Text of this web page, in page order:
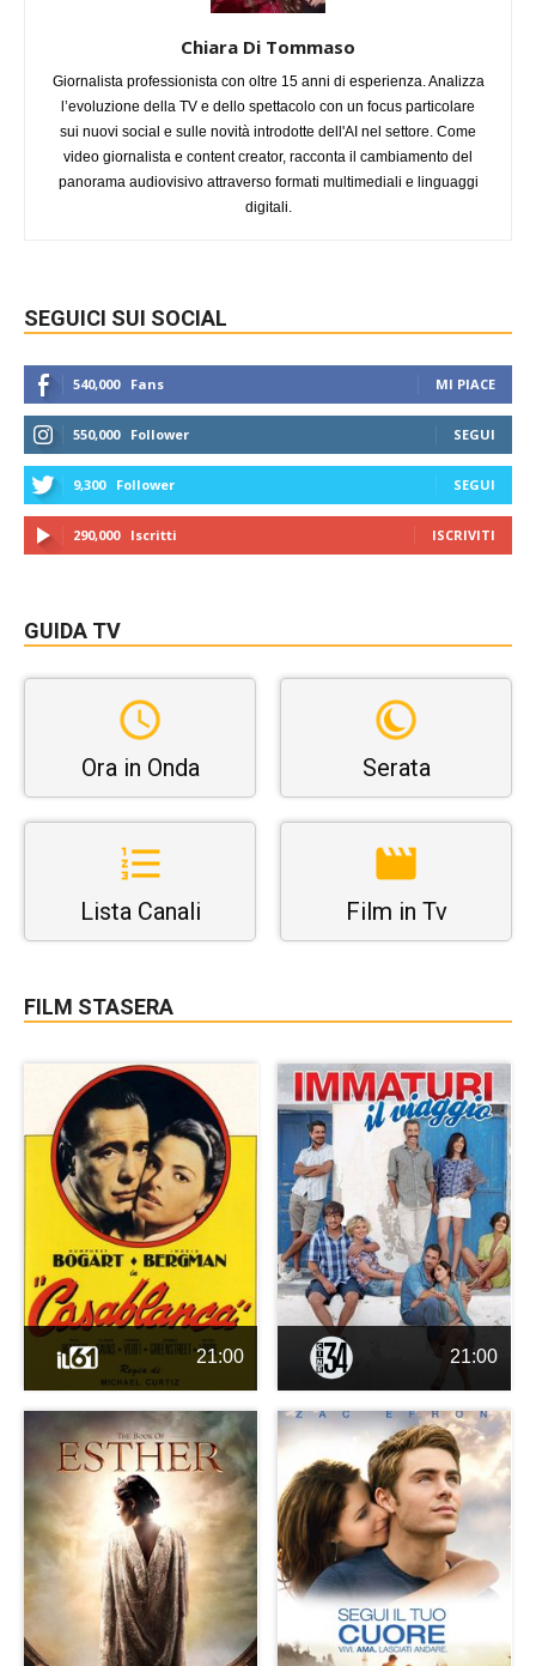
Chiara Di Tommaso
Giornalista professionista con oltre 15 anni di esperienza. Analizza
l’evoluzione della TV e dello spettacolo con un focus particolare
sui nuovi social e sulle novità introdotte dell'AI nel settore. Come
video giornalista e content creator, racconta il cambiamento del
panorama audiovisivo attraverso formati multimediali e linguaggi
digitali.
SEGUICI SUI SOCIAL
540,000 Fans MI PIACE
550,000 Follower SEGUI
9,300 Follower SEGUI
290,000 Iscritti ISCRIVITI
GUIDA TV
Ora in Onda Serata
Lista Canali Film in Tv
FILM STASERA
21:00 21:00